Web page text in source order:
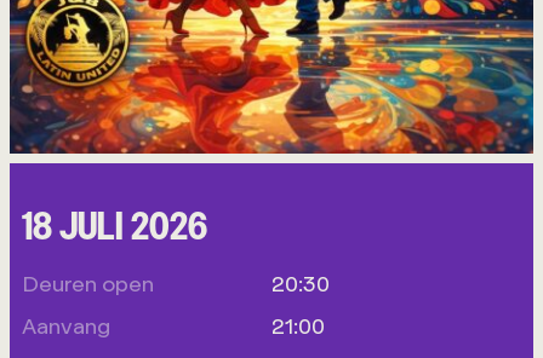
18 JULI 2026
Deuren open
20:30
Aanvang
21:00